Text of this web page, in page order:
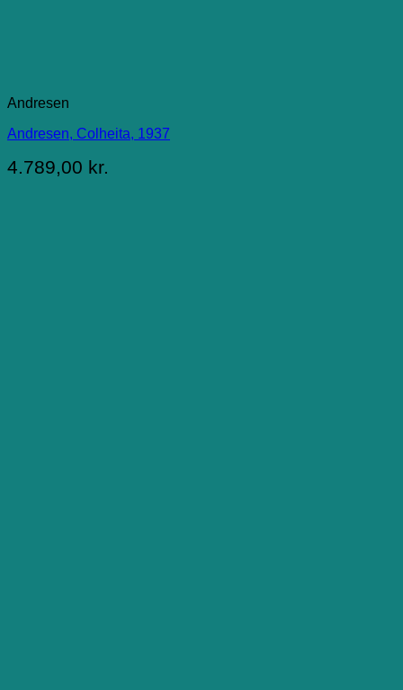
Andresen
Andresen, Colheita, 1937
4.789,00 kr.